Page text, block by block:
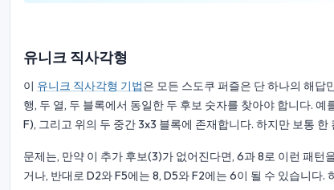
유니크 직사각형
이 유니크 직사각형 기법은 모든 스도쿠 퍼즐은 단 하나의 해답
행, 두 열, 두 블록에서 동일한 두 후보 숫자를 찾아야 합니다.
F), 그리고 위의 두 중간 3x3 블록에 존재합니다. 하지만 보통
문제는, 만약 이 추가 후보(3)가 없어진다면, 6과 8로 이런 패턴
거나, 반대로 D2와 F5에는 8, D5와 F2에는 6이 될 수 있습니다